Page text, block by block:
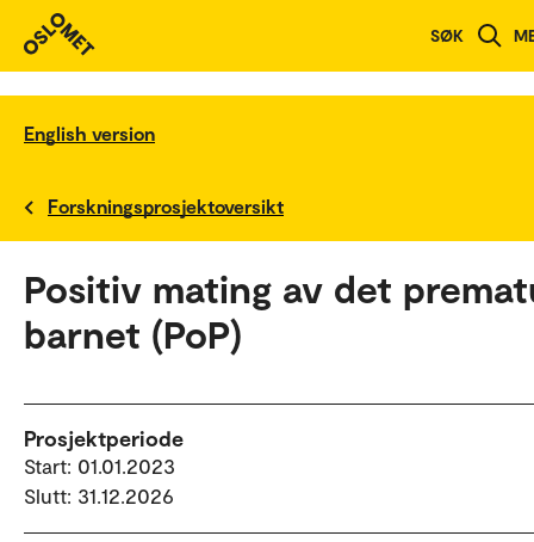
SØK
English version
Forskningsprosjektoversikt
Positiv mating av det
barnet (PoP)
Prosjektperiode
Start: 01.01.2023
Slutt: 31.12.2026